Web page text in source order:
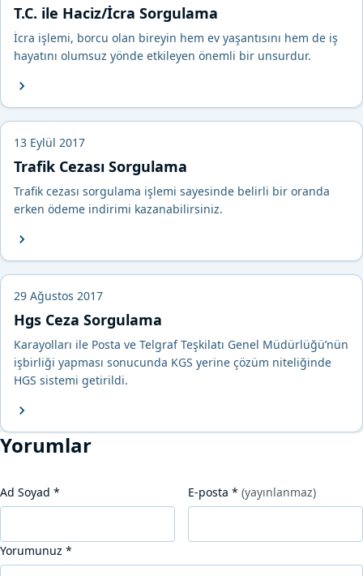
T.C. ile Haciz/İcra Sorgulama
İcra işlemi, borcu olan bireyin hem ev yaşantısını hem de iş
hayatını olumsuz yönde etkileyen önemli bir unsurdur.
13 Eylül 2017
Trafik Cezası Sorgulama
Trafik cezası sorgulama işlemi sayesinde belirli bir oranda
erken ödeme indirimi kazanabilirsiniz.
29 Ağustos 2017
Hgs Ceza Sorgulama
Karayolları ile Posta ve Telgraf Teşkilatı Genel Müdürlüğü’nün
işbirliği yapması sonucunda KGS yerine çözüm niteliğinde
HGS sistemi getirildi.
Yorumlar
Ad Soyad * E-posta * (yayınlanmaz)
Yorumunuz *